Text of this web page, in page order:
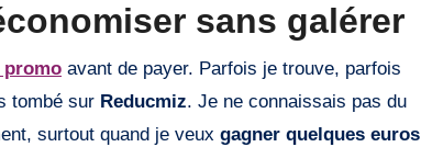
sans galérer
promo avant de payer. Parfois je trouve, parfois
tombé sur Reducmiz. Je ne connaissais pas du
surtout quand je veux gagner quelques euros